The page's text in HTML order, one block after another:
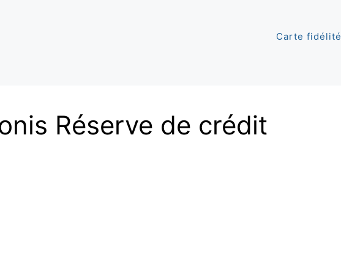
Carte fidélité
Réserve de crédit